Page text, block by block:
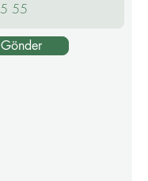
Gönder